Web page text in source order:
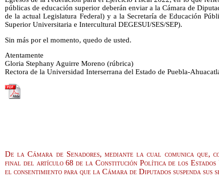
públicas de educación superior deberán enviar a la Cámara de
de la actual Legislatura Federal) y a la Secretaría de Educación
Superior Universitaria e Intercultural DEGESUI/SES/SEP).
Sin más por el momento, quedo de usted.
Atentamente
Gloria Stephany Aguirre Moreno (rúbrica)
Rectora de la Universidad Interserrana del Estado de Puebla-
De la Cámara de Senadores, mediante la cual comunica que,
final del artículo 68 de la Constitución Política de los Estados
el consentimiento para que la Cámara de Diputados suspenda sus